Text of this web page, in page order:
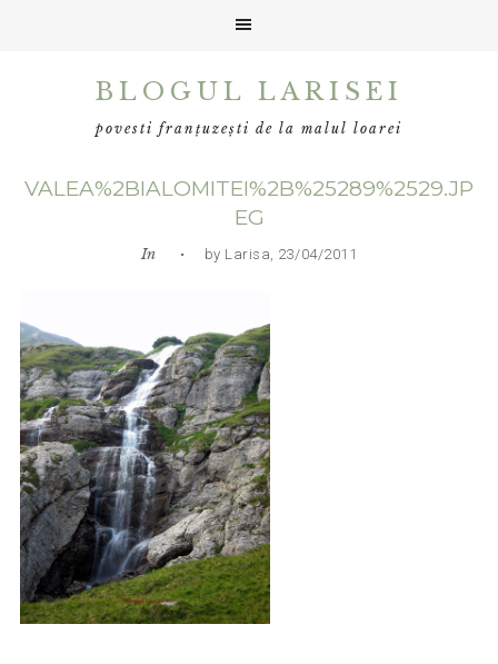
BLOGUL LARISEI
povesti franțuzești de la malul loarei
VALEA%2BIALOMITEI%2B%25289%2529.JP
EG
In • by Larisa, 23/04/2011